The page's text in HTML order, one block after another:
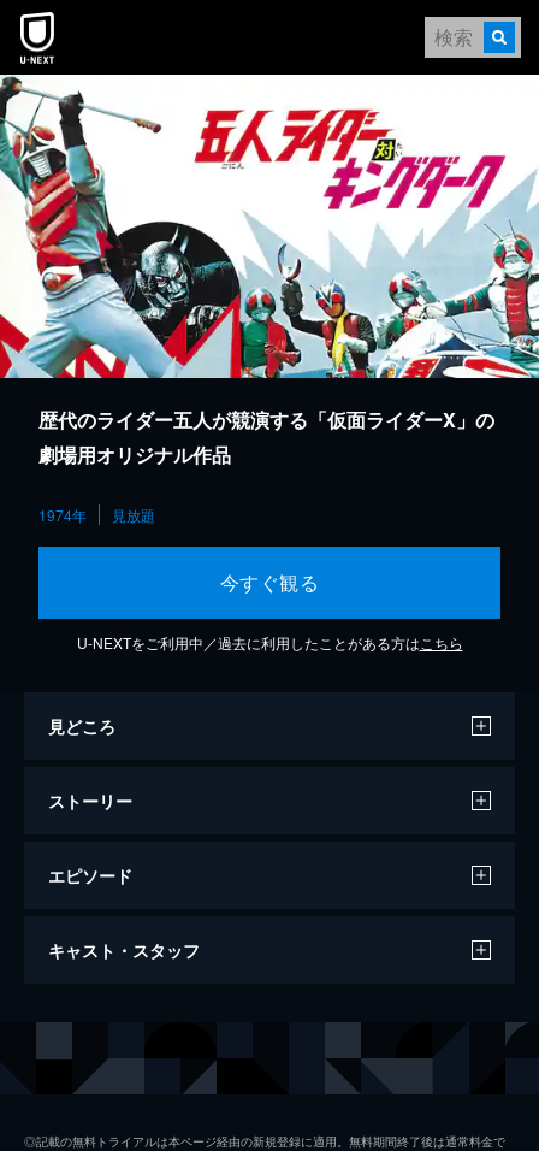
本文へスキップ
歴代のライダー五人が競演する「仮面ライダーX」の
劇場用オリジナル作品
1974年 見放題
今すぐ観る
U-NEXTをご利用中／過去に利用したことがある方は こちら
見どころ
ストーリー
エピソード
五人ライダー対キングダーク
キャスト・スタッフ
立花藤兵衛 小林昭二
◎記載の無料トライアルは本ページ経由の新規登録に適用。無料期間終了後は通常料金で